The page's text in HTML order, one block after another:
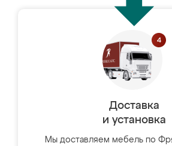
Доставка
и установка
Мы доставляем мебель по